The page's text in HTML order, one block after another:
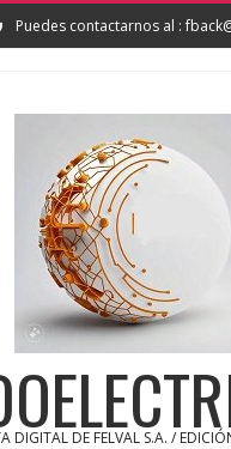
Puedes contactarnos al :
DIGITAL DE FELVAL S.A. /